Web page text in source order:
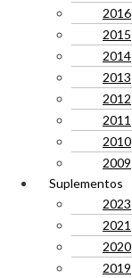
2016
2015
2014
2013
2012
2011
2010
2009
Suplementos
2023
2021
2020
2019